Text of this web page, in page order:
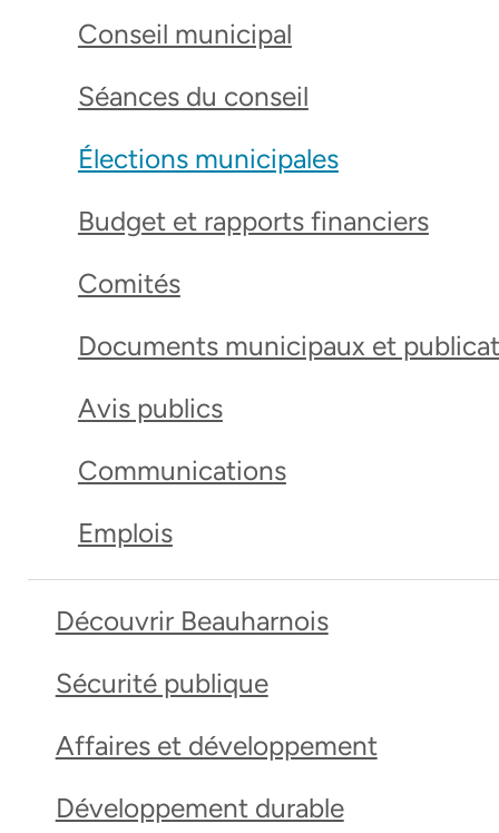
Conseil municipal
Séances du conseil
Élections municipales
Budget et rapports financiers
Comités
Documents municipaux et
Avis publics
Communications
Emplois
Découvrir Beauharnois
Sécurité publique
Affaires et développement
Développement durable